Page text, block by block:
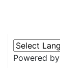
Powered by